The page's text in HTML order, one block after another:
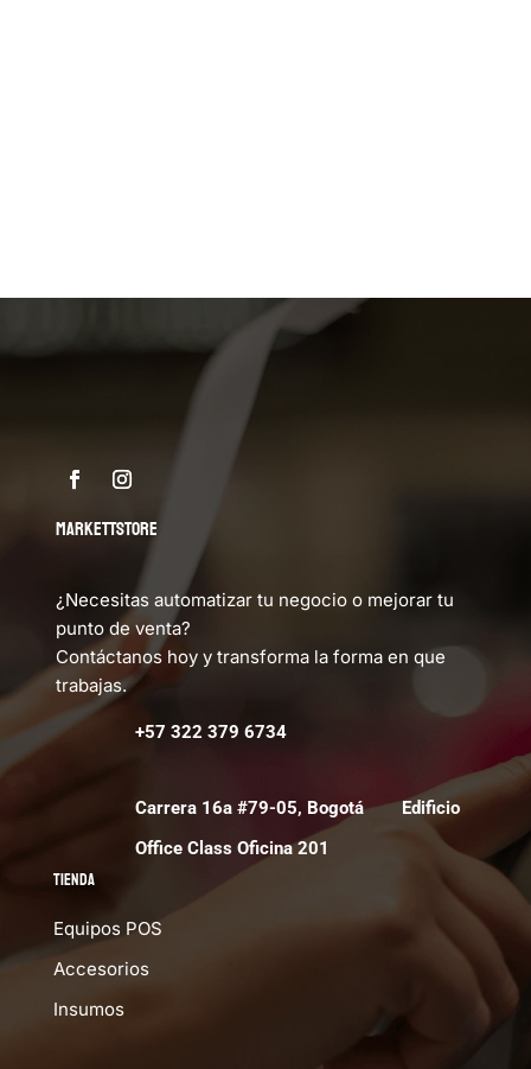
MARKETTSTORE
¿Necesitas automatizar tu negocio o mejorar tu
punto de venta?
Contáctanos hoy y transforma la forma en que
trabajas.
+57 322 379 6734
Carrera 16a #79-05, Bogotá Edificio
Office Class Oficina 201
Tienda
Equipos POS
Accesorios
Insumos